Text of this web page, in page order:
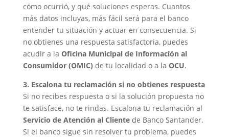
cómo ocurrió, y qué soluciones esperas. Cuantos
más datos incluyas, más fácil será para el banco
entender tu situación y actuar en consecuencia. Si
no obtienes una respuesta satisfactoria, puedes
acudir a la Oficina Municipal de Información al
Consumidor (OMIC) de tu localidad o a la OCU.
3. Escalona tu reclamación si no obtienes respuesta
Si no recibes respuesta o si la solución propuesta no
te satisface, no te rindas. Escalona tu reclamación al
Servicio de Atención al Clientede Banco Santander.
Si el banco sigue sin resolver tu problema, puedes